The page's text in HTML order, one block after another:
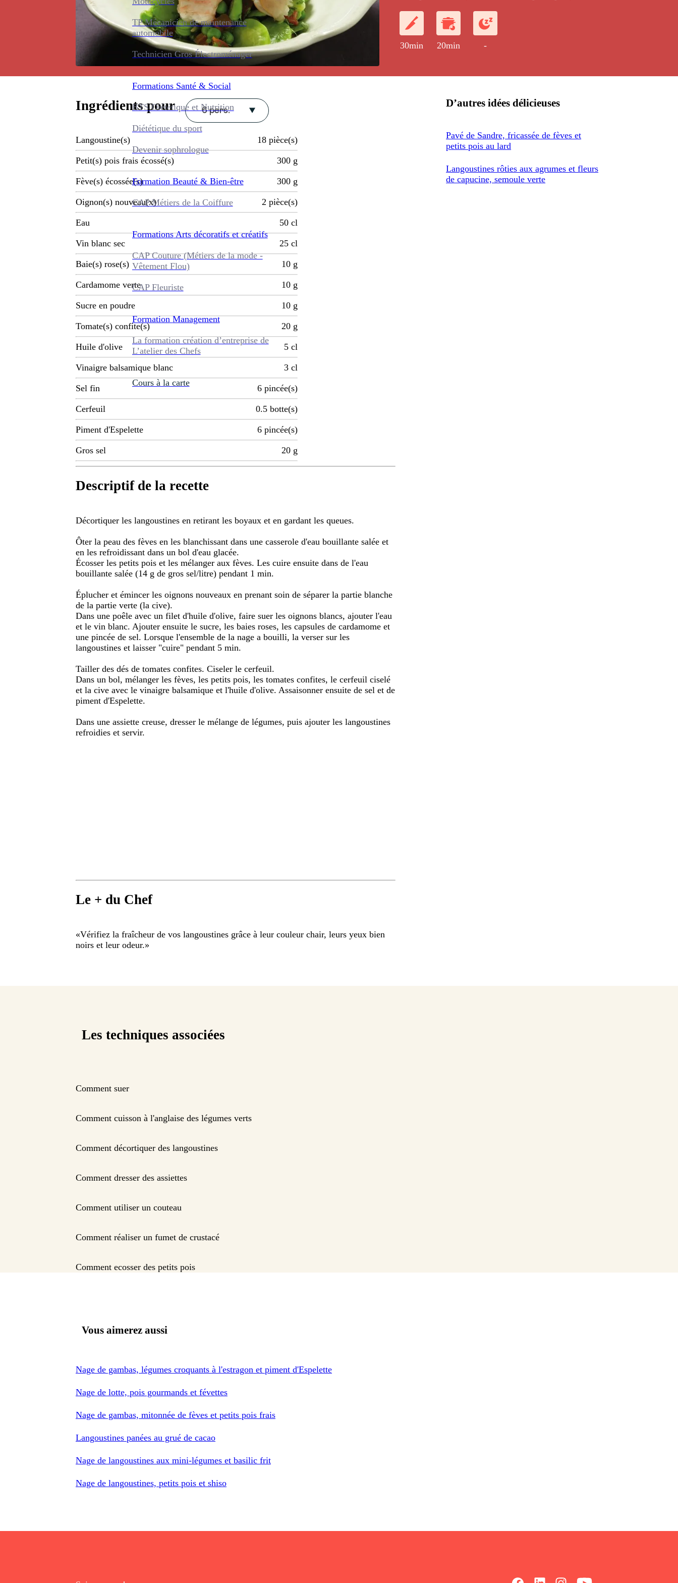
TP Mécanicien de maintenance
automobile
Technicien Gros Électroménager
Formations Santé & Social
BTS Diététique et Nutrition
Diététique du sport
Devenir sophrologue
Formation Beauté & Bien-être
CAP Métiers de la Coiffure
Formations Arts décoratifs et créatifs
CAP Couture (Métiers de la mode -
Vêtement Flou)
CAP Fleuriste
Formation Management
La formation création d’entreprise de
L’atelier des Chefs
Cours à la carte
légèrement vinaigré.
30min 20min -
Ingrédients pour 6 pers.
Langoustine(s) 18 pièce(s)
Petit(s) pois frais écossé(s) 300 g
Fève(s) écossée(s) 300 g
Oignon(s) nouveau(x) 2 pièce(s)
Eau 50 cl
Vin blanc sec 25 cl
Baie(s) rose(s) 10 g
Cardamome verte 10 g
Sucre en poudre 10 g
Tomate(s) confite(s) 20 g
Huile d'olive 5 cl
Vinaigre balsamique blanc 3 cl
Sel fin 6 pincée(s)
Cerfeuil 0.5 botte(s)
Piment d'Espelette 6 pincée(s)
Gros sel 20 g
Descriptif de la recette
Décortiquer les langoustines en retirant les boyaux et en gardant les queues.
Ôter la peau des fèves en les blanchissant dans une casserole d'eau bouillante salée et
en les refroidissant dans un bol d'eau glacée.
Écosser les petits pois et les mélanger aux fèves. Les cuire ensuite dans de l'eau
bouillante salée (14 g de gros sel/litre) pendant 1 min.
Éplucher et émincer les oignons nouveaux en prenant soin de séparer la partie blanche
de la partie verte (la cive).
Dans une poêle avec un filet d'huile d'olive, faire suer les oignons blancs, ajouter l'eau
et le vin blanc. Ajouter ensuite le sucre, les baies roses, les capsules de cardamome et
une pincée de sel. Lorsque l'ensemble de la nage a bouilli, la verser sur les
langoustines et laisser "cuire" pendant 5 min.
Tailler des dés de tomates confites. Ciseler le cerfeuil.
Dans un bol, mélanger les fèves, les petits pois, les tomates confites, le cerfeuil ciselé
et la cive avec le vinaigre balsamique et l'huile d'olive. Assaisonner ensuite de sel et de
piment d'Espelette.
Dans une assiette creuse, dresser le mélange de légumes, puis ajouter les langoustines
refroidies et servir.
Le + du Chef
«Vérifiez la fraîcheur de vos langoustines grâce à leur couleur chair, leurs yeux bien
noirs et leur odeur.»
D’autres idées délicieuses
Pavé de Sandre, fricassée de fèves et
petits pois au lard
Langoustines rôties aux agrumes et fleurs
de capucine, semoule verte
Les techniques associées
Comment suer
Comment cuisson à l'anglaise des légumes verts
Comment décortiquer des langoustines
Comment dresser des assiettes
Comment utiliser un couteau
Comment réaliser un fumet de crustacé
Comment ecosser des petits pois
Vous aimerez aussi
Nage de gambas, légumes croquants à l'estragon et piment d'Espelette
Nage de lotte, pois gourmands et févettes
Nage de gambas, mitonnée de fèves et petits pois frais
Langoustines panées au grué de cacao
Nage de langoustines aux mini-légumes et basilic frit
Nage de langoustines, petits pois et shiso